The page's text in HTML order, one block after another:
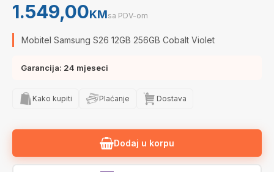
1.549,00KMsa PDV-om
Mobitel Samsung S26 12GB 256GB Cobalt Violet
Garancija: 24 mjeseci
Kako kupiti Plaćanje Dostava
Dodaj u korpu